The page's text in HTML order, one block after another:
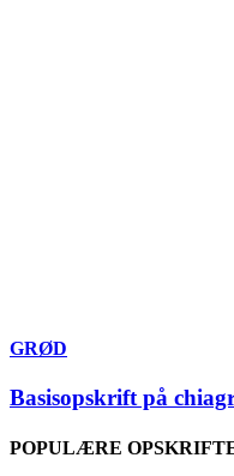
GRØD
Basisopskrift på
POPULÆRE